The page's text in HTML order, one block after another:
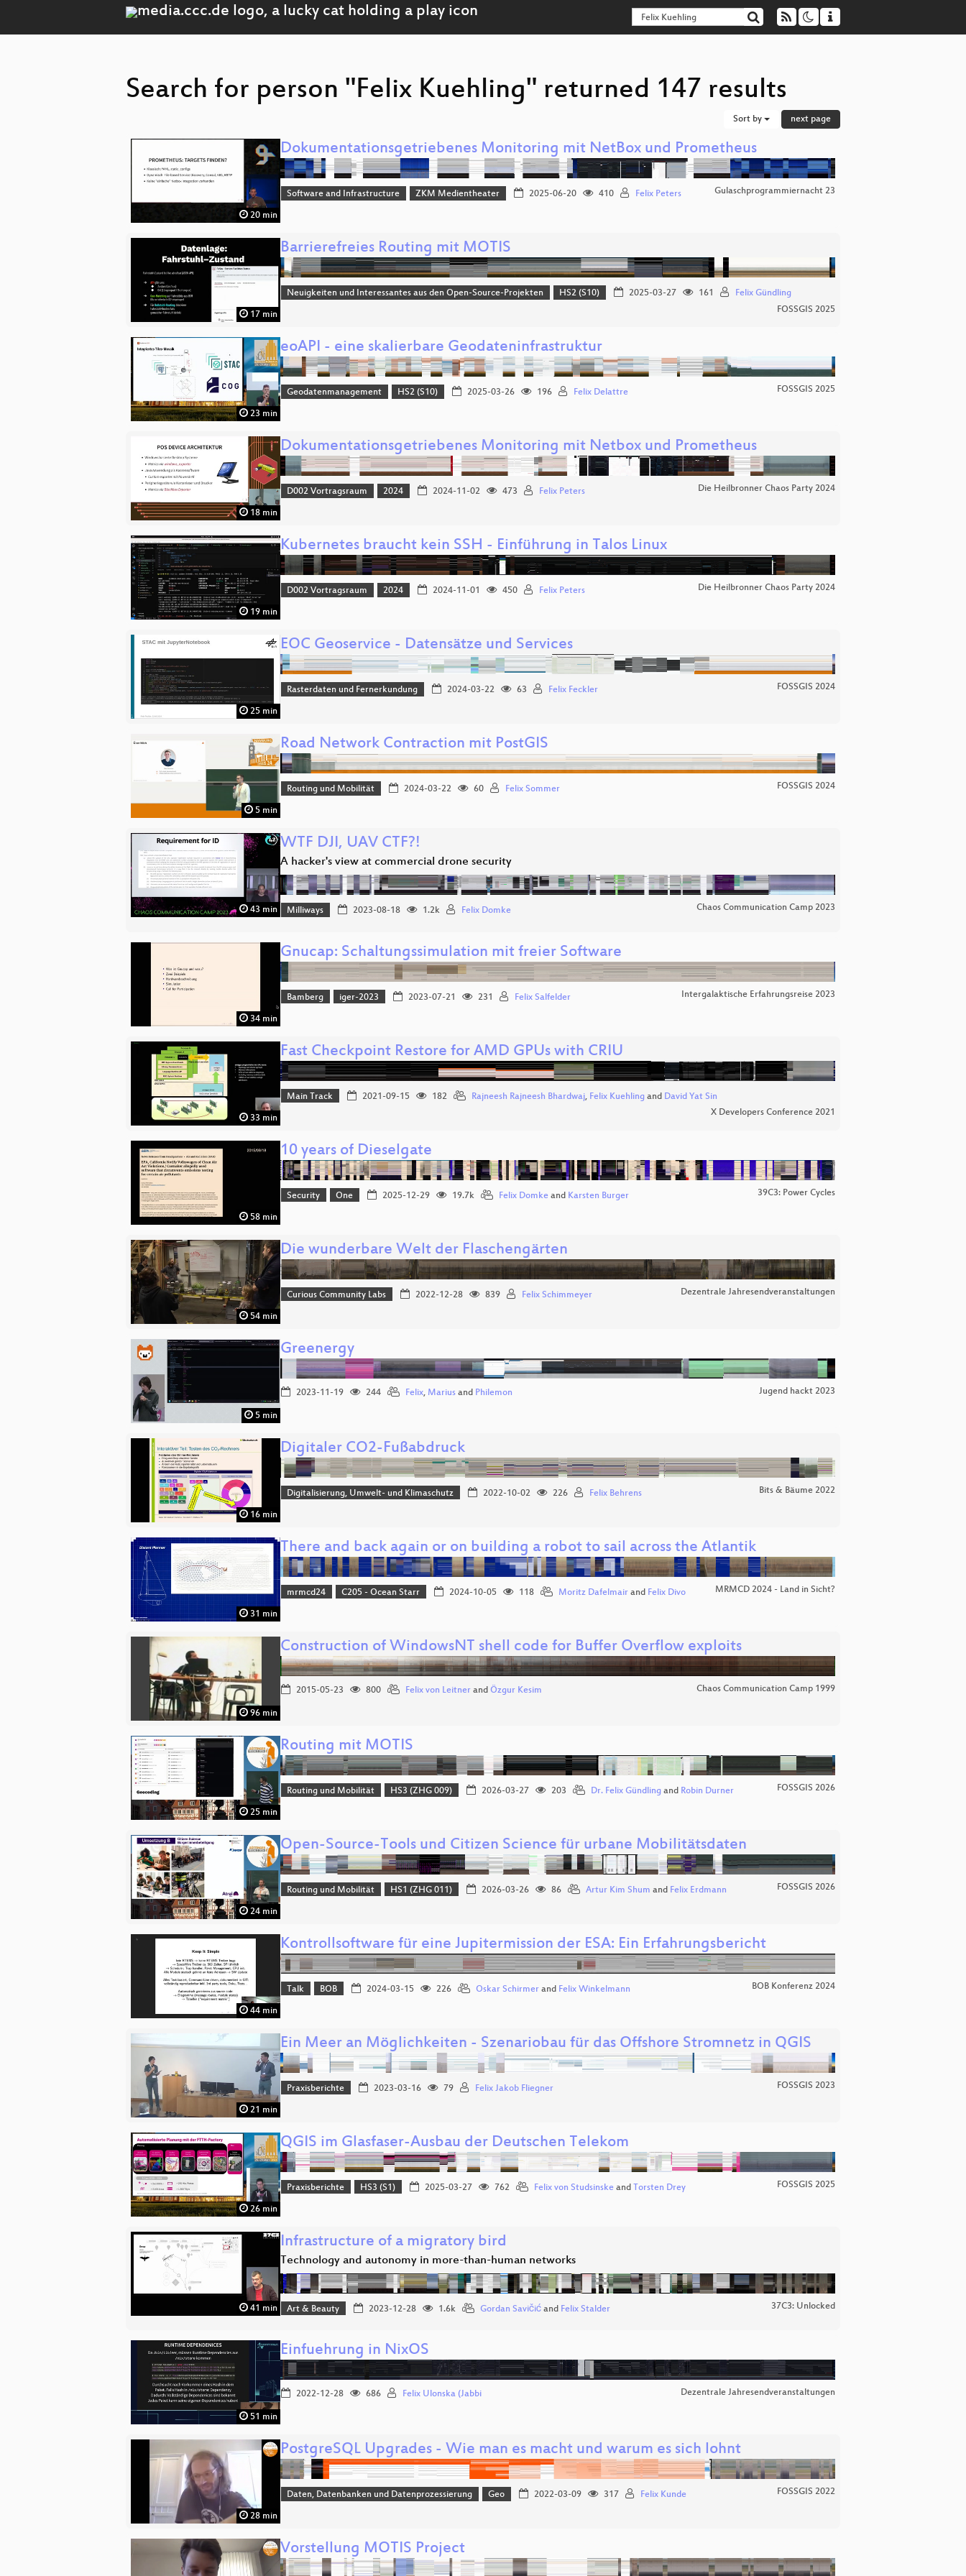
Search for person "Felix Kuehling" returned 147 results
Sort by next page
20 min
Dokumentationsgetriebenes Monitoring mit NetBox und Prometheus
Software and Infrastructure ZKM Medientheater 2025-06-20 410 Felix Peters Gulaschprogrammiernacht 23
17 min
Barrierefreies Routing mit MOTIS
Neuigkeiten und Interessantes aus den Open-Source-Projekten HS2 (S10) 2025-03-27 161
Felix Gündling
FOSSGIS 2025
23 min
eoAPI - eine skalierbare Geodateninfrastruktur
Geodatenmanagement HS2 (S10) 2025-03-26 196 Felix Delattre FOSSGIS 2025
18 min
Dokumentationsgetriebenes Monitoring mit Netbox und Prometheus
D002 Vortragsraum 2024 2024-11-02 473 Felix Peters Die Heilbronner Chaos Party 2024
19 min
Kubernetes braucht kein SSH - Einführung in Talos Linux
D002 Vortragsraum 2024 2024-11-01 450 Felix Peters Die Heilbronner Chaos Party 2024
25 min
EOC Geoservice - Datensätze und Services
Rasterdaten und Fernerkundung 2024-03-22 63 Felix Feckler FOSSGIS 2024
5 min
Road Network Contraction mit PostGIS
Routing und Mobilität 2024-03-22 60 Felix Sommer FOSSGIS 2024
43 min
WTF DJI, UAV CTF?!
A hacker's view at commercial drone security
Milliways 2023-08-18 1.2k Felix Domke Chaos Communication Camp 2023
34 min
Gnucap: Schaltungssimulation mit freier Software
Bamberg iger-2023 2023-07-21 231 Felix Salfelder Intergalaktische Erfahrungsreise 2023
33 min
Fast Checkpoint Restore for AMD GPUs with CRIU
Main Track 2021-09-15 182 Rajneesh Rajneesh Bhardwaj, Felix Kuehlingand David Yat Sin
X Developers Conference 2021
58 min
10 years of Dieselgate
Security One 2025-12-29 19.7k Felix Domkeand Karsten Burger 39C3: Power Cycles
54 min
Die wunderbare Welt der Flaschengärten
Curious Community Labs 2022-12-28 839 Felix Schimmeyer Dezentrale Jahresendveranstaltungen
5 min
Greenergy
2023-11-19 244 Felix, Marius and Philemon Jugend hackt 2023
16 min
Digitaler CO2-Fußabdruck
Digitalisierung, Umwelt- und Klimaschutz 2022-10-02 226 Felix Behrens Bits & Bäume 2022
31 min
There and back again or on building a robot to sail across the Atlantik
mrmcd24 C205 - Ocean Starr 2024-10-05 118 Moritz Dafelmairand Felix Divo MRMCD 2024 - Land in Sicht?
96 min
Construction of WindowsNT shell code for Buffer Overflow exploits
2015-05-23 800 Felix von Leitner and Özgur Kesim Chaos Communication Camp 1999
25 min
Routing mit MOTIS
Routing und Mobilität HS3 (ZHG 009) 2026-03-27 203 Dr. Felix Gündlingand Robin Durner FOSSGIS 2026
24 min
Open-Source-Tools und Citizen Science für urbane Mobilitätsdaten
Routing und Mobilität HS1 (ZHG 011) 2026-03-26 86 Artur Kim Shum and Felix Erdmann FOSSGIS 2026
44 min
Kontrollsoftware für eine Jupitermission der ESA: Ein Erfahrungsbericht
Talk BOB 2024-03-15 226 Oskar Schirmerand Felix Winkelmann BOB Konferenz 2024
21 min
Ein Meer an Möglichkeiten - Szenariobau für das Offshore Stromnetz in QGIS
Praxisberichte 2023-03-16 79 Felix Jakob Fliegner FOSSGIS 2023
26 min
QGIS im Glasfaser-Ausbau der Deutschen Telekom
Praxisberichte HS3 (S1) 2025-03-27 762 Felix von Studsinskeand Torsten Drey FOSSGIS 2025
41 min
Infrastructure of a migratory bird
Technology and autonomy in more-than-human networks
Art & Beauty 2023-12-28 1.6k Gordan Savičićand Felix Stalder 37C3: Unlocked
51 min
Einfuehrung in NixOS
2022-12-28 686 Felix Ulonska (Jabbi Dezentrale Jahresendveranstaltungen
28 min
PostgreSQL Upgrades - Wie man es macht und warum es sich lohnt
Daten, Datenbanken und Datenprozessierung Geo 2022-03-09 317 Felix Kunde FOSSGIS 2022
Vorstellung MOTIS Project